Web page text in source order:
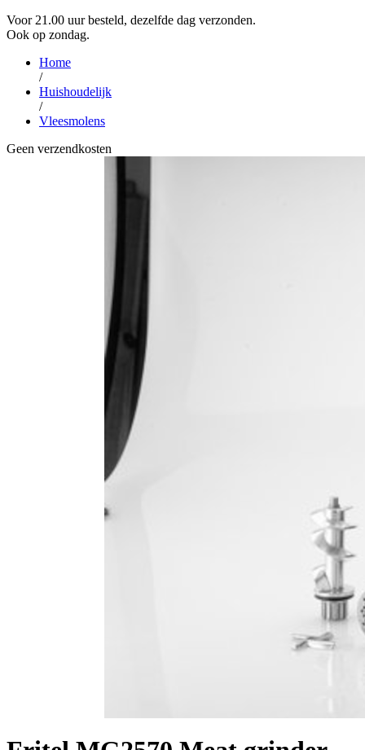
Voor 21.00 uur besteld, dezelfde dag verzonden.
Ook op zondag.
Home
/
Huishoudelijk
/
Vleesmolens
Geen verzendkosten